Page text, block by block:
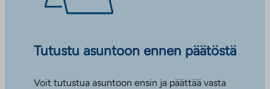
Tutustu asuntoon ennen päätöstä
Voit tutustua asuntoon ensin ja päättää vasta